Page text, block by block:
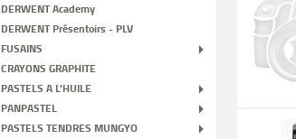
DERWENT Academy
DERWENT Présentoirs - PLV
FUSAINS
CRAYONS GRAPHITE
PASTELS A L'HUILE
PANPASTEL
PASTELS TENDRES MUNGYO